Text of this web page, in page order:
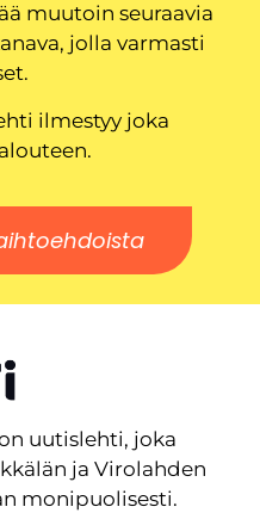
muutoin seuraavia
jolla varmasti
ilmestyy joka
uutislehti, joka
ja Virolahden
monipuolisesti.